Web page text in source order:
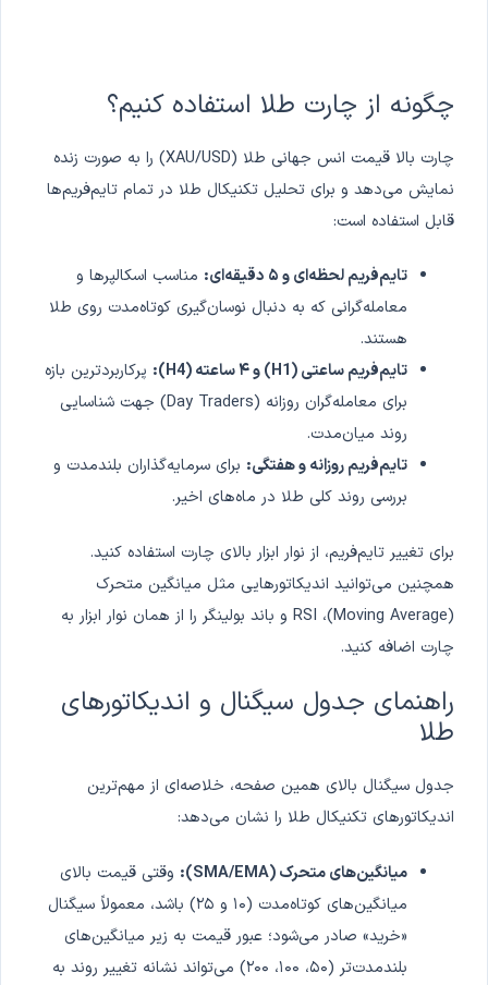
چگونه از چارت طلا استفاده کنیم؟
چارت بالا قیمت انس جهانی طلا (XAU/USD) را به صورت زنده
نمایش می‌دهد و برای تحلیل تکنیکال طلا در تمام تایم‌فریم‌ها
قابل استفاده است:
تایم‌فریم لحظه‌ای و ۵ دقیقه‌ای:
مناسب اسکالپرها و
معامله‌گرانی که به دنبال نوسان‌گیری کوتاه‌مدت روی طلا
هستند.
تایم‌فریم ساعتی (H1) و ۴ ساعته (H4):
پرکاربردترین بازه
برای معامله‌گران روزانه (Day Traders) جهت شناسایی
روند میان‌مدت.
تایم‌فریم روزانه و هفتگی: برای سرمایه‌گذاران بلندمدت و
بررسی روند کلی طلا در ماه‌های اخیر.
برای تغییر تایم‌فریم، از نوار ابزار بالای چارت استفاده کنید.
همچنین می‌توانید اندیکاتورهایی مثل میانگین متحرک
(Moving Average)، RSI و باند بولینگر را از همان نوار ابزار به
چارت اضافه کنید.
راهنمای جدول سیگنال و اندیکاتورهای
طلا
جدول سیگنال بالای همین صفحه، خلاصه‌ای از مهم‌ترین
اندیکاتورهای تکنیکال طلا را نشان می‌دهد:
میانگین‌های متحرک (SMA/EMA):
وقتی قیمت بالای
میانگین‌های کوتاه‌مدت (۱۰ و ۲۵) باشد، معمولاً سیگنال
«خرید» صادر می‌شود؛ عبور قیمت به زیر میانگین‌های
بلندمدت‌تر (۵۰، ۱۰۰، ۲۰۰) می‌تواند نشانه تغییر روند به